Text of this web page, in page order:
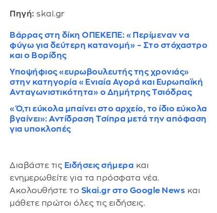
Πηγή: skai.gr
Βάρρας στη δίκη ΟΠΕΚΕΠΕ: «Περίμεναν να
φύγω για δεύτερη κατανομή» – Στο στόχαστρο
και ο Βορίδης
Υποψήφιος «ευρωβουλευτής της χρονιάς»
στην κατηγορία «Ενιαία Αγορά και Ευρωπαϊκή
Ανταγωνιστικότητα» ο Δημήτρης Τσιόδρας
«Ό,τι εύκολα μπαίνει στο αρχείο, το ίδιο εύκολα
βγαίνει»: Αντίδραση Τσίπρα μετά την απόφαση
για υποκλοπές
Διαβάστε τις Ειδήσεις σήμερα και
ενημερωθείτε για τα πρόσφατα νέα.
Ακολουθήστε το Skai.gr στο Google News και
μάθετε πρώτοι όλες τις ειδήσεις.